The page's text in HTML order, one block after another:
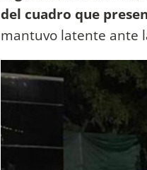
del cuadro que
mantuvo latente ante